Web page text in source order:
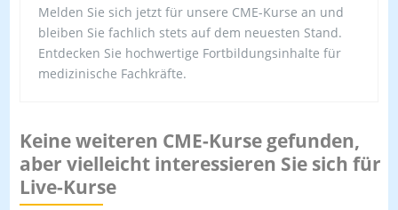
Melden Sie sich jetzt für unsere CME-Kurse an und
bleiben Sie fachlich stets auf dem neuesten Stand.
Entdecken Sie hochwertige Fortbildungsinhalte für
medizinische Fachkräfte.
Keine weiteren CME-Kurse gefunden,
aber vielleicht interessieren Sie sich für
Live-Kurse